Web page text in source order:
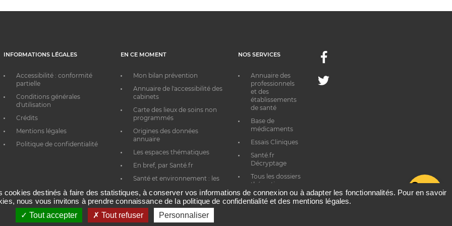
INFORMATIONS LÉGALES
Accessibilité : conformité
partielle
Conditions générales
d'utilisation
Crédits
Mentions légales
Politique de confidentialité
EN CE MOMENT
Mon bilan prévention
Annuaire de l'accessibilité des
cabinets
Carte des lieux de soins non
programmés
Origines des données
annuaire
Les espaces thématiques
En bref, par Santé.fr
Santé et environnement : les
NOS SERVICES
Annuaire des
professionnels
et des
établissements
de santé
Base de
médicaments
Essais Cliniques
Santé.fr
Décryptage
Tous les dossiers
thématiques
Facebook
Twitter
cookies destinés à faire des statistiques, à conserver vos informations de connexion ou à adapter les fonctionnalités. Pour en savoir
nous vous invitons à prendre connaissance de la politique de confidentialité et des mentions légales.
Tout accepter
Tout refuser Personnaliser